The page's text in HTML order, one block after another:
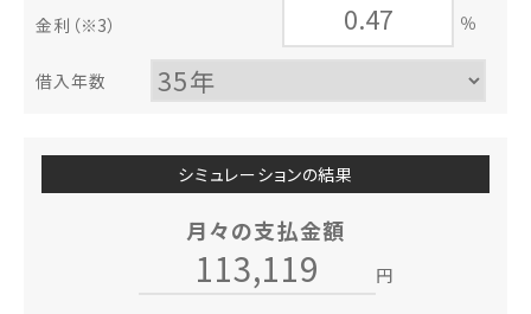
金利 （※3） ％
借入年数
シミュレーションの結果
月々の支払金額
円